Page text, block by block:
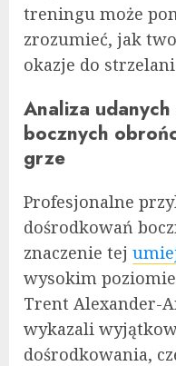
treningu może
zrozumieć, jak
okazje do
Analiza
bocznych
grze
Profesjonalne
dośrodkowań
znaczenie tej
wysokim
Trent Alexander-
wykazali
dośrodkowania,